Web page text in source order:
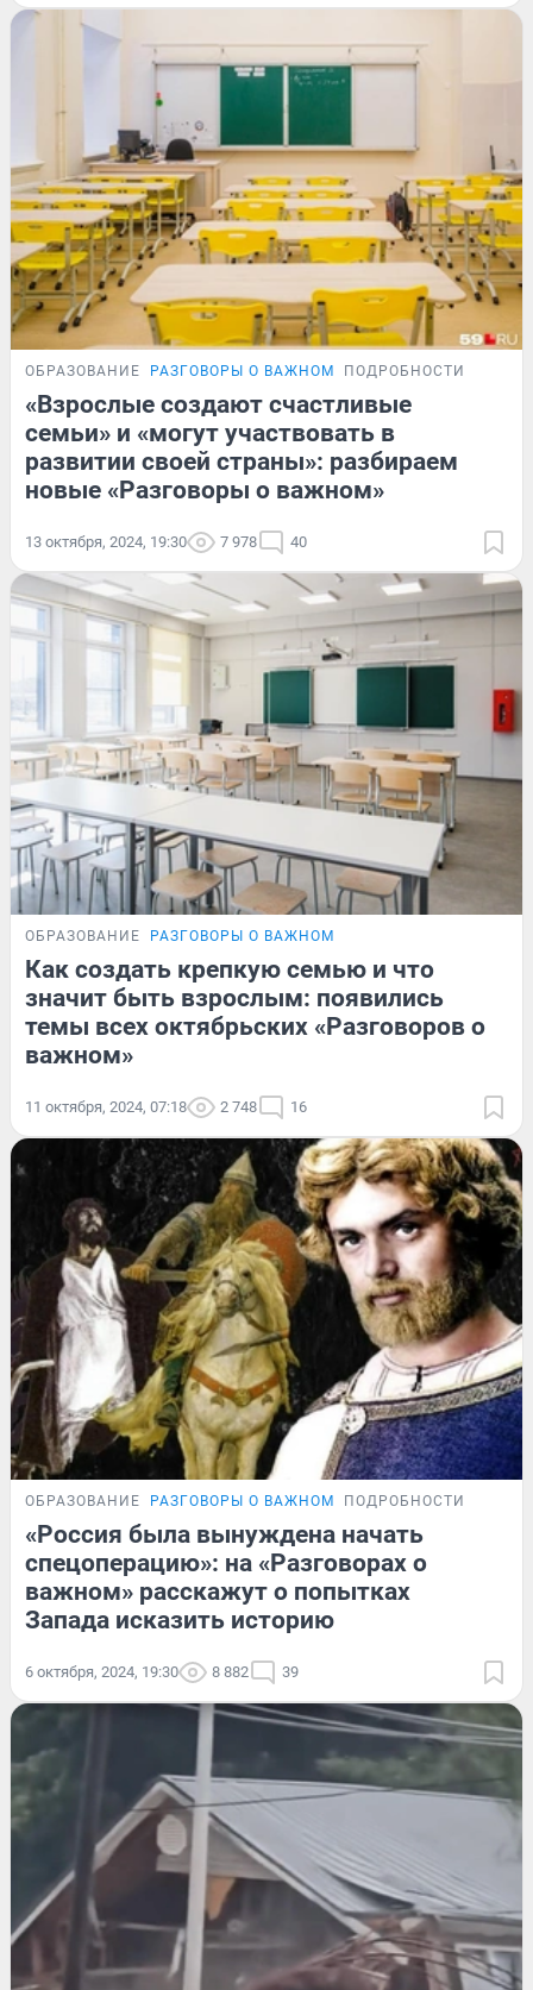
ОБРАЗОВАНИЕ РАЗГОВОРЫ О ВАЖНОМ ПОДРОБНОСТИ
«Взрослые создают счастливые
семьи» и «могут участвовать в
развитии своей страны»: разбираем
новые «Разговоры о важном»
13 октября, 2024, 19:30 7 978 40
ОБРАЗОВАНИЕ РАЗГОВОРЫ О ВАЖНОМ
Как создать крепкую семью и что
значит быть взрослым: появились
темы всех октябрьских «Разговоров о
важном»
11 октября, 2024, 07:18 2 748 16
ОБРАЗОВАНИЕ РАЗГОВОРЫ О ВАЖНОМ ПОДРОБНОСТИ
«Россия была вынуждена начать
спецоперацию»: на «Разговорах о
важном» расскажут о попытках
Запада исказить историю
6 октября, 2024, 19:30 8 882 39